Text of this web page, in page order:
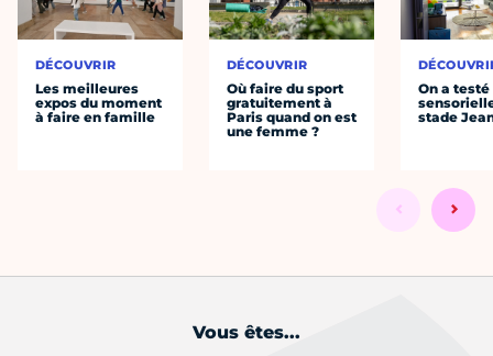
DÉCOUVRIR
Les meilleures
expos du moment
à faire en famille
DÉCOUVRIR
Où faire du sport
gratuitement à
Paris quand on est
une femme ?
On a
stade
Vous êtes...